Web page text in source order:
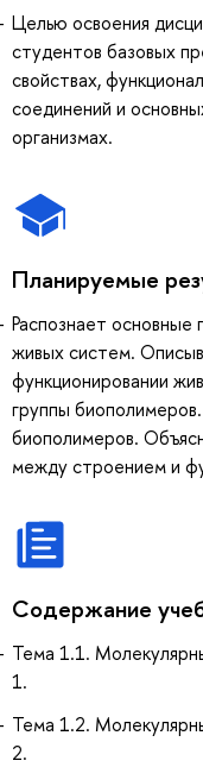
Целью освоения
студентов базовых
свойствах,
соединений и
организмах.
Планируемые
Распознает основные
живых систем.
функционировании
группы
биополимеров.
между строением и
Содержание
Тема 1.1.
1.
Тема 1.2.
2.